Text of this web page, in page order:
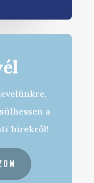
a
hírekről!